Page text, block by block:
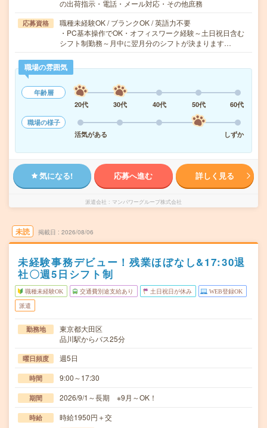
の出荷指示・電話・メール対応・その他庶務
応募資格
職種未経験OK / ブランクOK / 英語力不要
・PC基本操作でOK・オフィスワーク経験～土日祝日含む
シフト制勤務～月中に翌月分のシフトが決まります…
職場の雰囲気
年齢層
20代
30代 40代 50代
60代
職場の様子
活気がある
しずか
気になる! 応募へ進む 詳しく見る
派遣会社 マンパワーグループ株式会社
未読 掲載日 2026/08/06
未経験事務デビュー！残業ほぼなし&17:30退
社〇週5日シフト制
職種未経験OK 交通費別途支給あり 土日祝日が休み WEB登録OK
派遣
勤務地
東京都大田区
品川駅からバス25分
曜日頻度 週5日
時間 9:00～17:30
期間 2026/9/1～長期 ※9月～OK！
時給 時給1950円＋交